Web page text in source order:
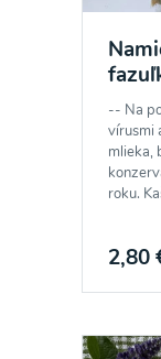
-- Na
vírusmi
mlieka,
roku.
2,80